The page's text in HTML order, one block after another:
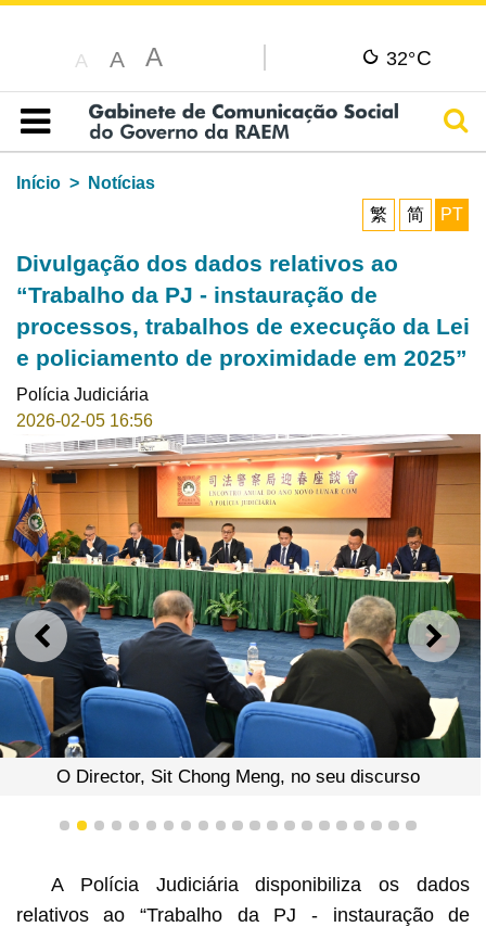
A A A 32°C
Índice
Início
Notícias
繁
简 PT
Divulgação dos dados relativos ao
“Trabalho da PJ - instauração de
processos, trabalhos de execução da Lei
e policiamento de proximidade em 2025”
Polícia Judiciária
2026-02-05 16:56
ANTERIOR
O Director, Sit Chong Meng, no seu discurso
1 2 3 4 5 6 7 8 9 101112131415161718192021
A Polícia Judiciária disponibiliza os dados
relativos ao “Trabalho da PJ - instauração de